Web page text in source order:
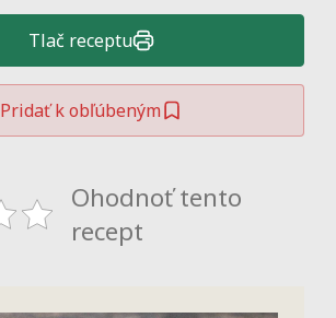
Tlač receptu
Pridať k obľúbeným
Ohodnoť tento
recept